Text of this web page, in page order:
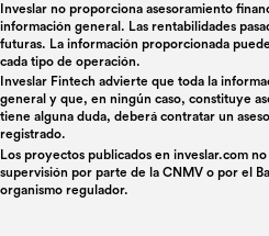
Inveslar no proporciona asesoramiento
información general. Las rentabilidades
futuras. La información proporcionada
cada tipo de operación.
Inveslar Fintech advierte que toda la
general y que, en ningún caso, constituye
tiene alguna duda, deberá contratar un
registrado.
Los proyectos publicados en inveslar.com no
supervisión por parte de la CNMV o por el
organismo regulador.